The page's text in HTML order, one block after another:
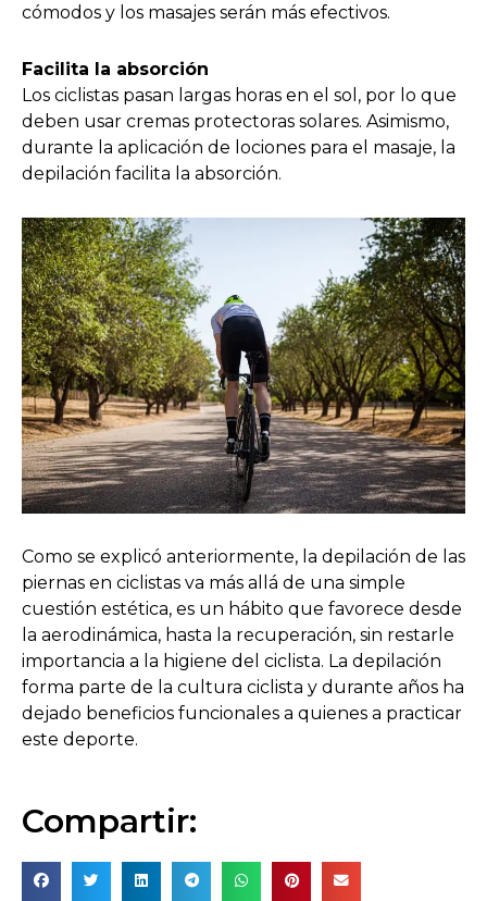
cómodos y los masajes serán más efectivos.
Facilita la absorción
Los ciclistas pasan largas horas en el sol, por lo que
deben usar cremas protectoras solares. Asimismo,
durante la aplicación de lociones para el masaje, la
depilación facilita la absorción.
Como se explicó anteriormente, la depilación de las
piernas en ciclistas va más allá de una simple
cuestión estética, es un hábito que favorece desde
la aerodinámica, hasta la recuperación, sin restarle
importancia a la higiene del ciclista. La depilación
forma parte de la cultura ciclista y durante años ha
dejado beneficios funcionales a quienes a practicar
este deporte.
Compartir: